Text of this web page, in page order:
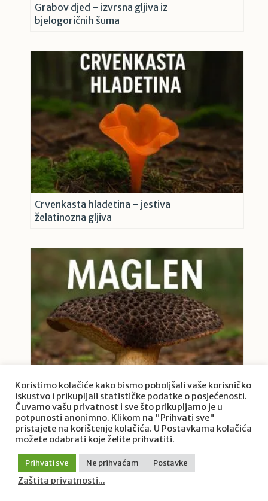
Grabov djed – izvrsna gljiva iz
bjelogoričnih šuma
Crvenkasta hladetina – jestiva
želatinozna gljiva
Maglen – jestiva, ali zaštićena gljiva
hrvatskih šuma
Koristimo kolačiće kako bismo poboljšali vaše korisničko
iskustvo i prikupljali statističke podatke o posjećenosti.
Čuvamo vašu privatnost i sve što prikupljamo je u
potpunosti anonimno. Klikom na "Prihvati sve"
pristajete na korištenje kolačića. U Postavkama kolačića
možete odabrati koje želite prihvatiti.
Prihvati sve Ne prihvaćam Postavke
Zaštita privatnosti...